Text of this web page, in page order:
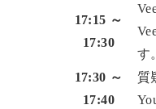
17:15 ～
17:30
す
17:30 ～
17:40
質